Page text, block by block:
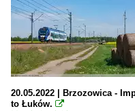
20.05.2022 | Brzozowica -
to Łuków. 